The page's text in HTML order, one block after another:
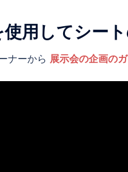
用してシー
ナーから 展示会の企画の